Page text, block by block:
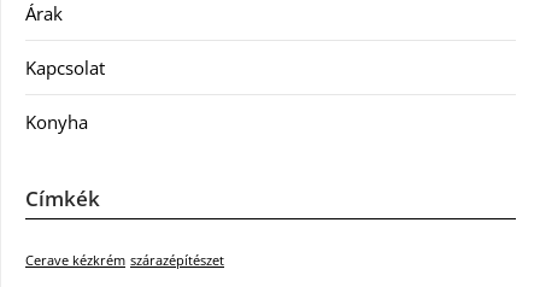
Árak
Kapcsolat
Konyha
Címkék
Cerave kézkrém szárazépítészet